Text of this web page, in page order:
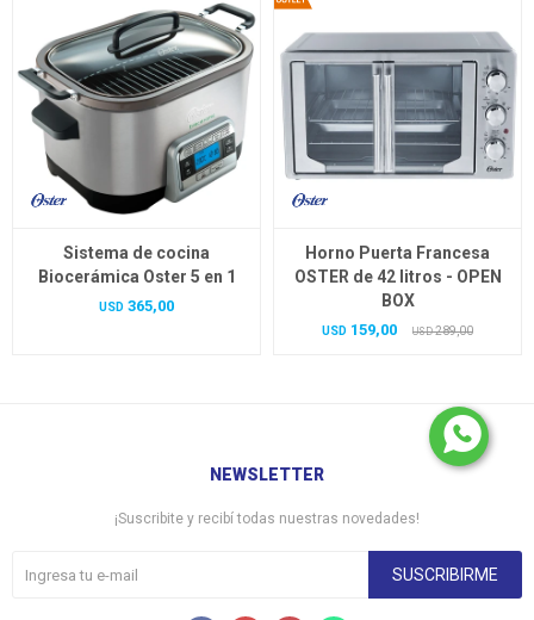
Sistema de cocina
Biocerámica Oster 5 en 1
USD 365,00
Horno Puerta Francesa
OSTER de 42 litros - OPEN
BOX
USD 159,00 USD 289,00
NEWSLETTER
¡Suscribite y recibí todas nuestras novedades!
SUSCRIBIRME